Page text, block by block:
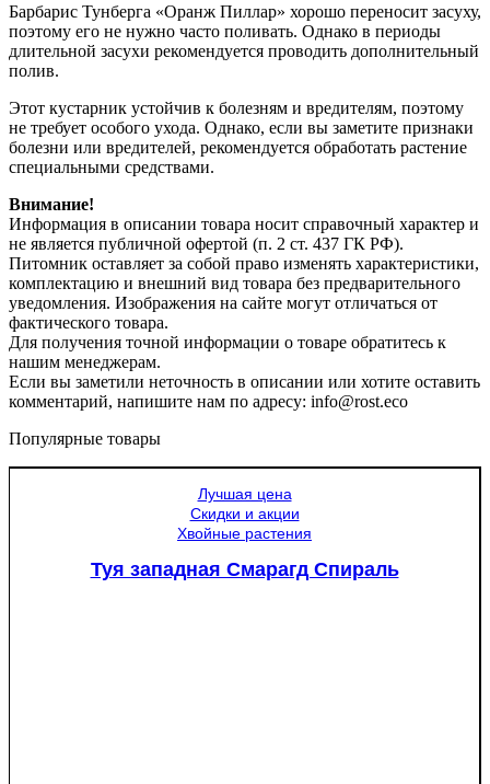
Барбарис Тунберга «Оранж Пиллар» хорошо переносит засуху,
поэтому его не нужно часто поливать. Однако в периоды
длительной засухи рекомендуется проводить дополнительный
полив.
Этот кустарник устойчив к болезням и вредителям, поэтому
не требует особого ухода. Однако, если вы заметите признаки
болезни или вредителей, рекомендуется обработать растение
специальными средствами.
Внимание!
Информация в описании товара носит справочный характер и
не является публичной офертой (п. 2 ст. 437 ГК РФ).
Питомник оставляет за собой право изменять характеристики,
комплектацию и внешний вид товара без предварительного
уведомления. Изображения на сайте могут отличаться от
фактического товара.
Для получения точной информации о товаре обратитесь к
нашим менеджерам.
Если вы заметили неточность в описании или хотите оставить
комментарий, напишите нам по адресу: info@rost.eco
Популярные товары
Лучшая цена
Скидки и акции
Хвойные растения
Туя западная Смарагд Спираль